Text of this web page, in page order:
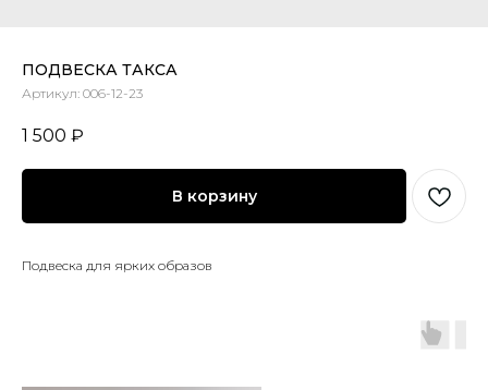
ПОДВЕСКА ТАКСА
Артикул: 006-12-23
1 500 ₽
В корзину
Подвеска для ярких образов